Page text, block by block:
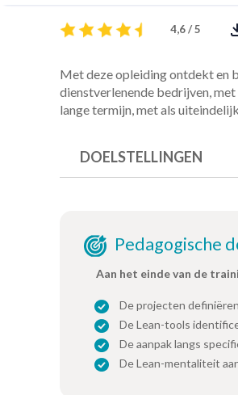
4,6 / 5
Met deze opleiding ontdekt en
dienstverlenende bedrijven,
lange termijn, met als
DOELSTELLINGEN
Pedagogische
Aan het einde van de
De projecten
De Lean-tools
De aanpak langs
De Lean-mentaliteit